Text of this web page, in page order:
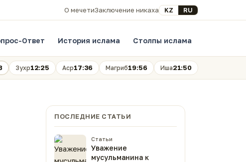
О мечетиЗаключение никахаВыберите язык
KZ RU
Ответ История ислама Столпы ислама
Зухр12:25 Аср17:36 Магриб19:56 Иша21:50
ПОСЛЕДНИЕ СТАТЬИ
Статьи
Уважение
мусульманина к